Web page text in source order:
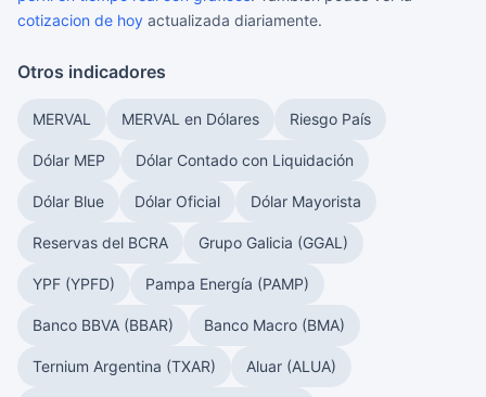
cotizacion de hoy actualizada diariamente.
Otros indicadores
MERVAL MERVAL en Dólares Riesgo País
Dólar MEP Dólar Contado con Liquidación
Dólar Blue Dólar Oficial Dólar Mayorista
Reservas del BCRA Grupo Galicia (GGAL)
YPF (YPFD) Pampa Energía (PAMP)
Banco BBVA (BBAR) Banco Macro (BMA)
Ternium Argentina (TXAR) Aluar (ALUA)